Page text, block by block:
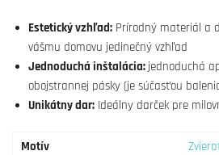
Estetický vzhľad: Prírodný materiál a
vášmu domovu jedinečný vzhľad
Jednoduchá inštalácia: jednoduchá
obojstrannej pásky (je súčasťou
Unikátny dar: Ideálny darček pre
Motív